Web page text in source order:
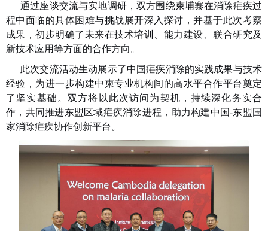
通过座谈交流与实地调研，双方围绕柬埔寨在消除疟疾过
程中面临的具体困难与挑战展开深入探讨，并基于此次考察
成果，初步明确了未来在技术培训、能力建设、联合研究及
新技术应用等方面的合作方向。
此次交流活动生动展示了中国疟疾消除的实践成果与技术
经验，为进一步构建中柬专业机构间的高水平合作平台奠定
了坚实基础。双方将以此次访问为契机，持续深化务实合
作，共同推进东盟区域疟疾消除进程，助力构建中国-东盟国
家消除疟疾协作创新平台。